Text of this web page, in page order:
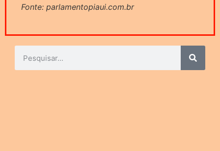
Fonte: parlamentopiaui.com.br